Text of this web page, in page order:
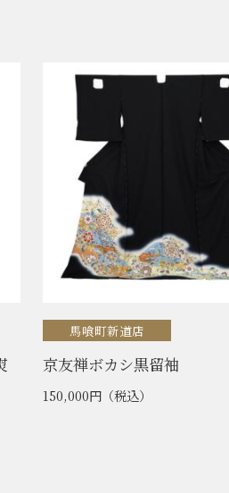
馬喰町新道店
京友禅ボカシ黒留袖
150,000円 （税込）